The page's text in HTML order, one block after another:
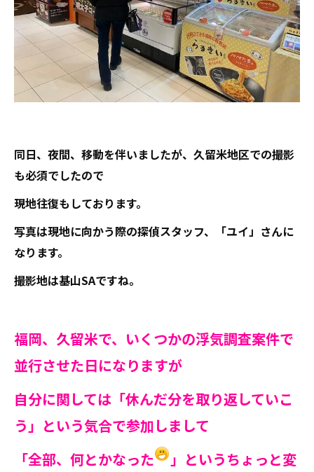
同日、夜間、移動を伴いましたが、久留米地区での撮影
も必須でしたので
現地往復もしております。
写真は現地に向かう際の探偵スタッフ、「ユイ」さんに
なります。
撮影地は基山SAですね。
福岡、久留米で、いくつかの浮気調査案件で
並行させた日になりますが
自分に関しては「休んだ分を取り返していこ
う」という気合で参加しまして
「全部、何とかなった
」というちょっと変